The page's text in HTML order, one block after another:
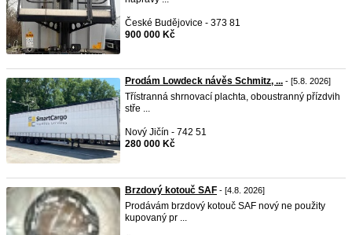
České Budějovice - 373 81
900 000 Kč
Prodám Lowdeck návěs Schmitz, ... - [5.8. 2026]
Třístranná shrnovací plachta, oboustranný přízdvih
stře ...
Nový Jičín - 742 51
280 000 Kč
Brzdový kotouč SAF - [4.8. 2026]
Prodávám brzdový kotouč SAF nový ne použity
kupovaný pr ...